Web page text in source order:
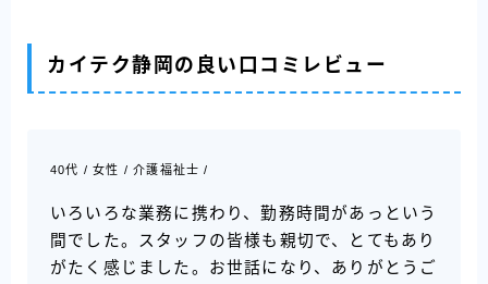
カイテク静岡の良い口コミレビュー
40代 / 女性 / 介護福祉士 /
いろいろな業務に携わり、勤務時間があっという
間でした。スタッフの皆様も親切で、とてもあり
がたく感じました。お世話になり、ありがとうご